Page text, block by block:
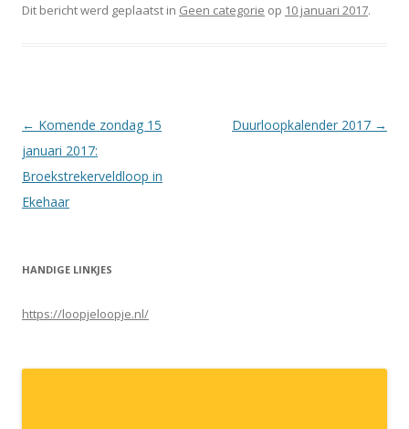
Dit bericht werd geplaatst in Geen categorie op 10 januari 2017.
Berichtnavigatie
← Komende zondag 15
januari 2017:
Broekstrekerveldloop in
Ekehaar
Duurloopkalender 2017 →
HANDIGE LINKJES
https://loopjeloopje.nl/